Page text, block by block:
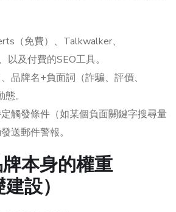
（免費）、Talkwalker、
以及付費的SEO工具。
、品牌名+負面詞（詐騙、評價、
。
定觸發條件（如某個負面關鍵字搜尋量
送郵件警報。
本身的權重
設）